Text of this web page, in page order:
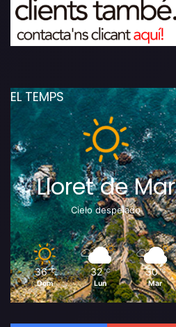
EL TEMPS
Lloret de Mar
Cielo despejado
36 ℃
Dom
32 ℃
Lun
30 ℃
Mar